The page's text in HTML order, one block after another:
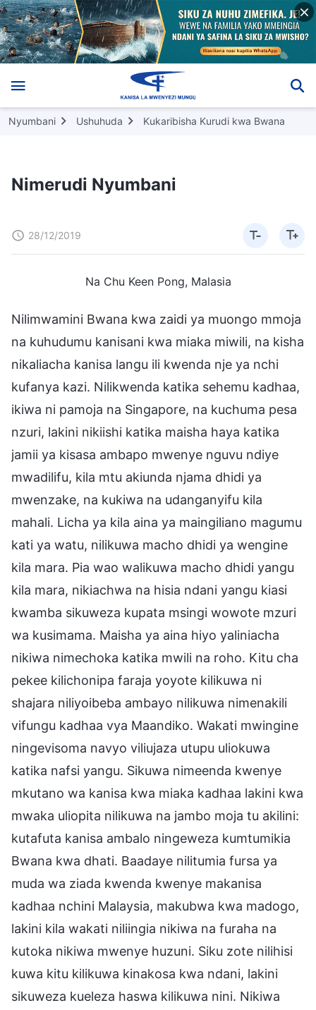
Nyumbani Ushuhuda Kukaribisha Kurudi kwa Bwana
Nimerudi Nyumbani
28/12/2019
Na Chu Keen Pong, Malasia
Nilimwamini Bwana kwa zaidi ya muongo mmoja
na kuhudumu kanisani kwa miaka miwili, na kisha
nikaliacha kanisa langu ili kwenda nje ya nchi
kufanya kazi. Nilikwenda katika sehemu kadhaa,
ikiwa ni pamoja na Singapore, na kuchuma pesa
nzuri, lakini nikiishi katika maisha haya katika
jamii ya kisasa ambapo mwenye nguvu ndiye
mwadilifu, kila mtu akiunda njama dhidi ya
mwenzake, na kukiwa na udanganyifu kila
mahali. Licha ya kila aina ya maingiliano magumu
kati ya watu, nilikuwa macho dhidi ya wengine
kila mara. Pia wao walikuwa macho dhidi yangu
kila mara, nikiachwa na hisia ndani yangu kiasi
kwamba sikuweza kupata msingi wowote mzuri
wa kusimama. Maisha ya aina hiyo yaliniacha
nikiwa nimechoka katika mwili na roho. Kitu cha
pekee kilichonipa faraja yoyote kilikuwa ni
shajara niliyoibeba ambayo nilikuwa nimenakili
vifungu kadhaa vya Maandiko. Wakati mwingine
ningevisoma navyo viliujaza utupu uliokuwa
katika nafsi yangu. Sikuwa nimeenda kwenye
mkutano wa kanisa kwa miaka kadhaa lakini kwa
mwaka uliopita nilikuwa na jambo moja tu akilini:
kutafuta kanisa ambalo ningeweza kumtumikia
Bwana kwa dhati. Baadaye nilitumia fursa ya
muda wa ziada kwenda kwenye makanisa
kadhaa nchini Malaysia, makubwa kwa madogo,
lakini kila wakati niliingia nikiwa na furaha na
kutoka nikiwa mwenye huzuni. Siku zote nilihisi
kuwa kitu kilikuwa kinakosa kwa ndani, lakini
sikuweza kueleza haswa kilikuwa nini. Nikiwa